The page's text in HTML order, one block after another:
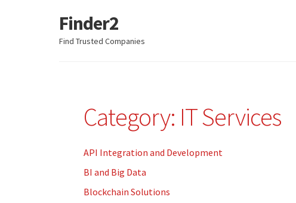
Skip
to
Skip
to
Finder2
Find Trusted Companies
Category: IT Services
API Integration and Development
BI and Big Data
Blockchain Solutions